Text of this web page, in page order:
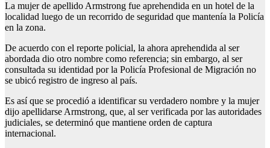
La mujer de apellido Armstrong fue aprehendida en un hotel de la
localidad luego de un recorrido de seguridad que mantenía la Policía
en la zona.
De acuerdo con el reporte policial, la ahora aprehendida al ser
abordada dio otro nombre como referencia; sin embargo, al ser
consultada su identidad por la Policía Profesional de Migración no
se ubicó registro de ingreso al país.
Es así que se procedió a identificar su verdadero nombre y la mujer
dijo apellidarse Armstrong, que, al ser verificada por las autoridades
judiciales, se determinó que mantiene orden de captura
internacional.